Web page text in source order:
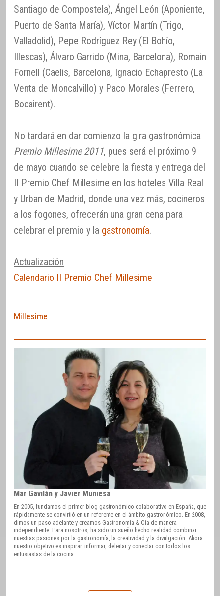
Santiago de Compostela), Ángel León (Aponiente,
Puerto de Santa María), Víctor Martín (Trigo,
Valladolid), Pepe Rodríguez Rey (El Bohío,
Illescas), Álvaro Garrido (Mina, Barcelona), Romain
Fornell (Caelis, Barcelona, Ignacio Echapresto (La
Venta de Moncalvillo) y Paco Morales (Ferrero,
Bocairent).
No tardará en dar comienzo la gira gastronómica
Premio Millesime 2011, pues será el próximo 9
de mayo cuando se celebre la fiesta y entrega del
II Premio Chef Millesime en los hoteles Villa Real
y Urban de Madrid, donde una vez más, cocineros
a los fogones, ofrecerán una gran cena para
celebrar el premio y la gastronomía.
Actualización
Calendario II Premio Chef Millesime
Millesime
Mar Gavilán y Javier Muniesa
En 2005, fundamos el primer blog gastronómico colaborativo en España, que
rápidamente se convirtió en un referente en el ámbito gastronómico. En 2008,
dimos un paso adelante y creamos Gastronomía & Cía de manera
independiente. Para nosotros, ha sido un sueño hecho realidad combinar
nuestras pasiones por la gastronomía, la creatividad y la divulgación. Ahora
nuestro objetivo es inspirar, informar, deleitar y conectar con todos los
entusiastas de la cocina.